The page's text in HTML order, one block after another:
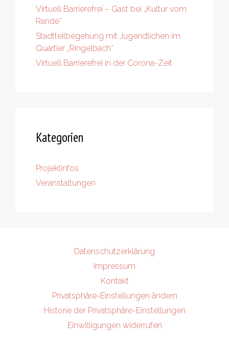
Virtuell Barrierefrei – Gast bei „Kultur vom
Rande“
Stadtteilbegehung mit Jugendlichen im
Quartier „Ringelbach“
Virtuell Barrierefrei in der Corona-Zeit
Kategorien
Projektinfos
Veranstaltungen
Datenschutzerklärung
Impressum
Kontakt
Privatsphäre-Einstellungen ändern
Historie der Privatsphäre-Einstellungen
Einwilligungen widerrufen